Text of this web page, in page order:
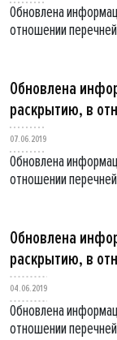
Обновлена
отношении
Обновлена
раскрытию, в
07.06.2019
Обновлена
отношении
Обновлена
раскрытию, в
04.06.2019
Обновлена
отношении